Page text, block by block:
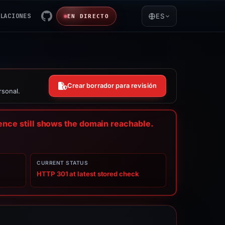
EN DIRECTO ES
Crear borrador para revisión
still shows the domain reachable.
CURRENT STATUS
HTTP 301 at latest stored check